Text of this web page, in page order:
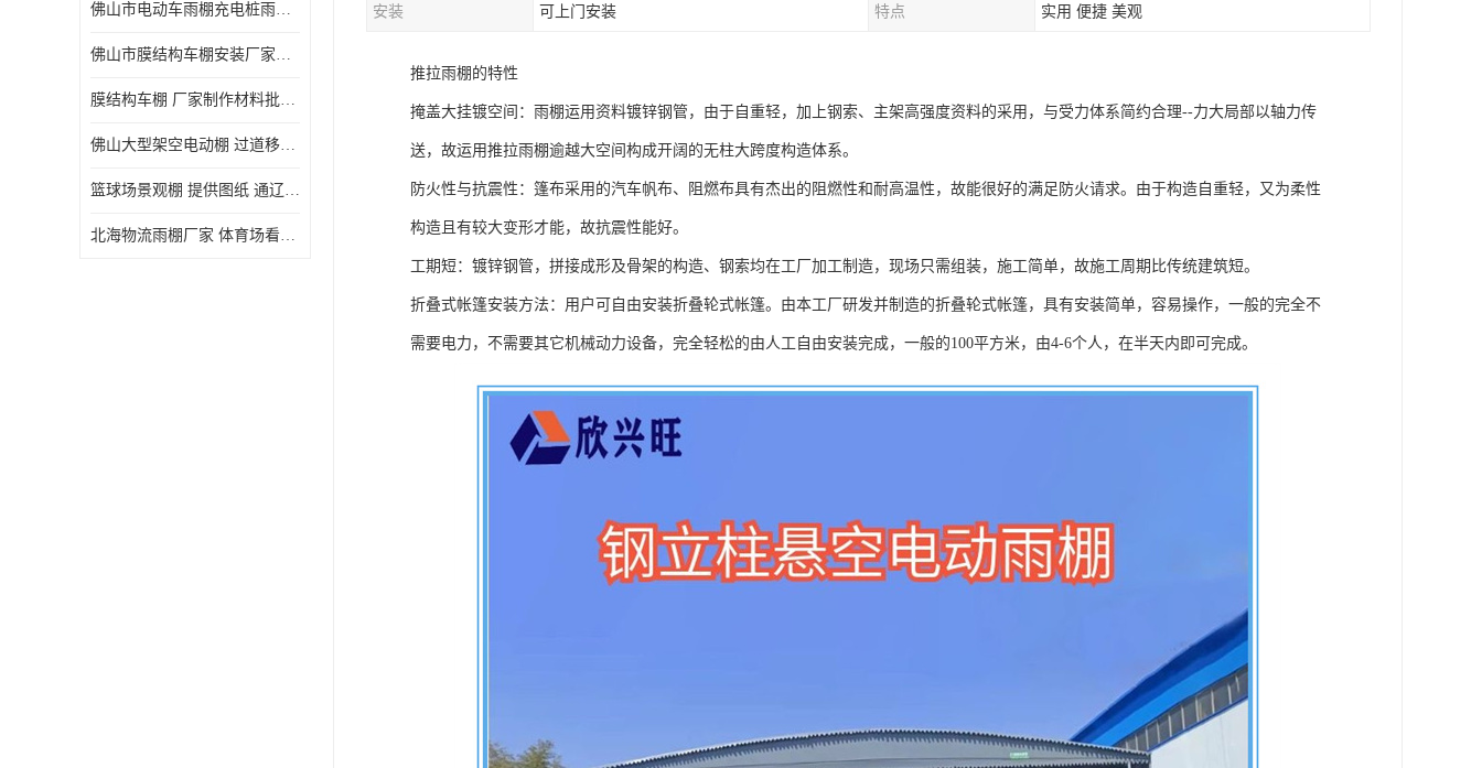
佛山市电动车雨棚充电桩雨棚小区电动车棚
佛山市膜结构车棚安装厂家发货安装
膜结构车棚 厂家制作材料批发安装一体式工厂
佛山大型架空电动棚 过道移动雨蓬 屋轨道悬空棚免费测量
篮球场景观棚 提供图纸 通辽膜结构厂家
北海物流雨棚厂家 体育场看台雨棚 价格优惠
安装 可上门安装 特点 实用 便捷 美观
推拉雨棚的特性
掩盖大挂镀空间：雨棚运用资料镀锌钢管，由于自重轻，加上钢索、主架高强度资料的采用，与受力体系简约合理--力大局部以轴力传
送，故运用推拉雨棚逾越大空间构成开阔的无柱大跨度构造体系。
防火性与抗震性：篷布采用的汽车帆布、阻燃布具有杰出的阻燃性和耐高温性，故能很好的满足防火请求。由于构造自重轻，又为柔性
构造且有较大变形才能，故抗震性能好。
工期短：镀锌钢管，拼接成形及骨架的构造、钢索均在工厂加工制造，现场只需组装，施工简单，故施工周期比传统建筑短。
折叠式帐篷安装方法：用户可自由安装折叠轮式帐篷。由本工厂研发并制造的折叠轮式帐篷，具有安装简单，容易操作，一般的完全不
需要电力，不需要其它机械动力设备，完全轻松的由人工自由安装完成，一般的100平方米，由4-6个人，在半天内即可完成。